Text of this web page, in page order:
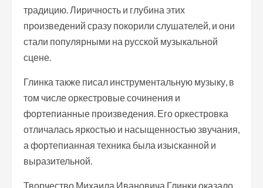
традицию. Лиричность и глубина этих
произведений сразу покорили слушателей, и они
стали популярными на русской музыкальной
сцене.
Глинка также писал инструментальную музыку, в
том числе оркестровые сочинения и
фортепианные произведения. Его оркестровка
отличалась яркостью и насыщенностью звучания,
а фортепианная техника была изысканной и
выразительной.
Творчество Михаила Ивановича Глинки оказало